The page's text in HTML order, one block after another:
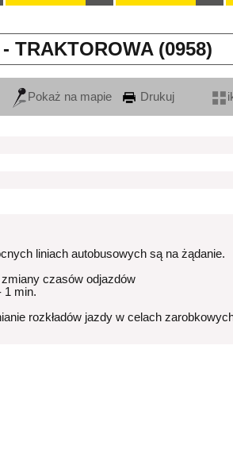
TRAKTOROWA (0958)
Pokaż na mapie Drukuj
liniach autobusowych są na żądanie.
zmiany czasów odjazdów
1 min.
rozkładów jazdy w celach